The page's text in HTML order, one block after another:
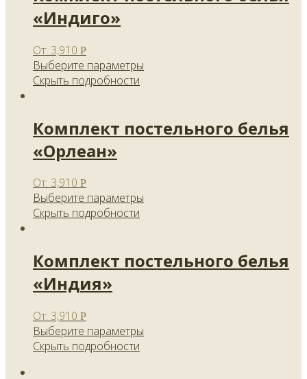
«Индиго»
От: 3,910 Р
Выберите параметры
Скрыть подробности
Комплект постельного белья
«Орлеан»
От: 3,910 Р
Выберите параметры
Скрыть подробности
Комплект постельного белья
«Индия»
От: 3,910 Р
Выберите параметры
Скрыть подробности